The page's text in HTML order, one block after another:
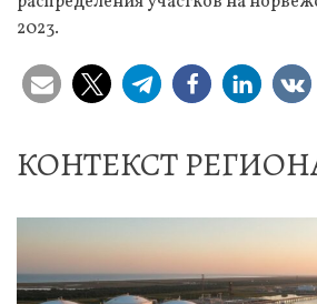
2023.
КОНТЕКСТ